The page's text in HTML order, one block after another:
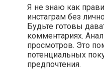
Я не знаю как
инстаграм без
Будьте готовы
комментариях.
просмотров. Это
потенциальных
предпочтения.